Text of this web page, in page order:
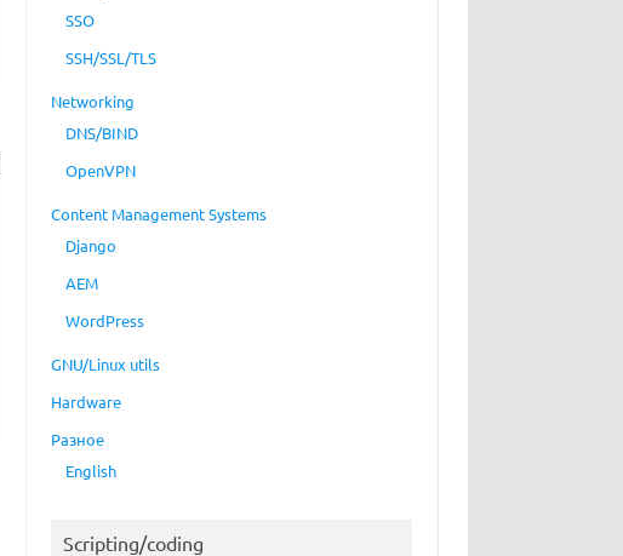
SSO
SSH/SSL/TLS
Networking
DNS/BIND
OpenVPN
Content Management Systems
Django
AEM
WordPress
GNU/Linux utils
Hardware
Разное
English
Scripting/coding